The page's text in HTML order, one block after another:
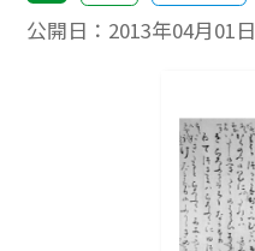
公開日： 2013年04月01日